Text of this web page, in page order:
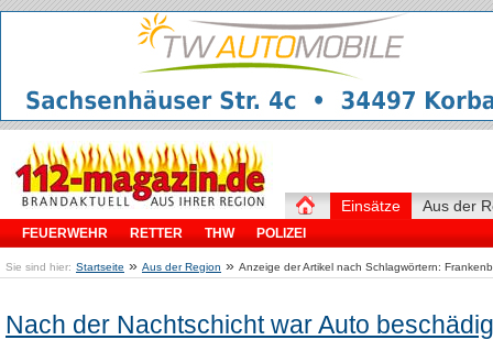
Einsätze
FEUERWEHR RETTER THW POLIZEI
Aus der
Sie sind hier: Startseite » Aus der Region » Anzeige der Artikel nach Schlagwörtern:
Nach der Nachtschicht war Auto